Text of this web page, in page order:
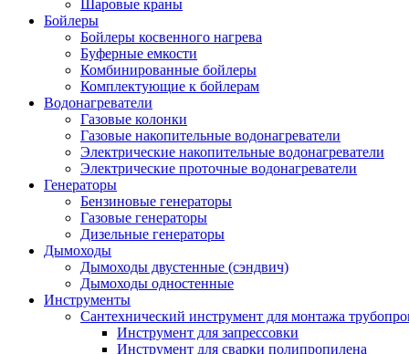
Шаровые краны
Бойлеры
Бойлеры косвенного нагрева
Буферные емкости
Комбинированные бойлеры
Комплектующие к бойлерам
Водонагреватели
Газовые колонки
Газовые накопительные водонагреватели
Электрические накопительные водонагреватели
Электрические проточные водонагреватели
Генераторы
Бензиновые генераторы
Газовые генераторы
Дизельные генераторы
Дымоходы
Дымоходы двустенные (сэндвич)
Дымоходы одностенные
Инструменты
Сантехнический инструмент для монтажа
Инструмент для запрессовки
Инструмент для сварки полипропилена